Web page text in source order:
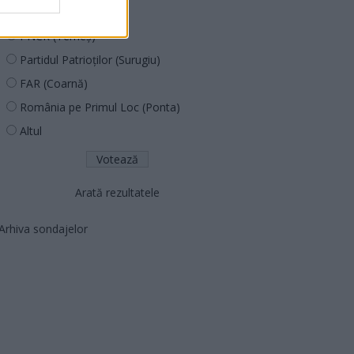
PNȚCD (Pavelescu)
PNCR (Terheș)
Partidul Patrioților (Surugiu)
FAR (Coarnă)
România pe Primul Loc (Ponta)
Altul
Arată rezultatele
sondajelor